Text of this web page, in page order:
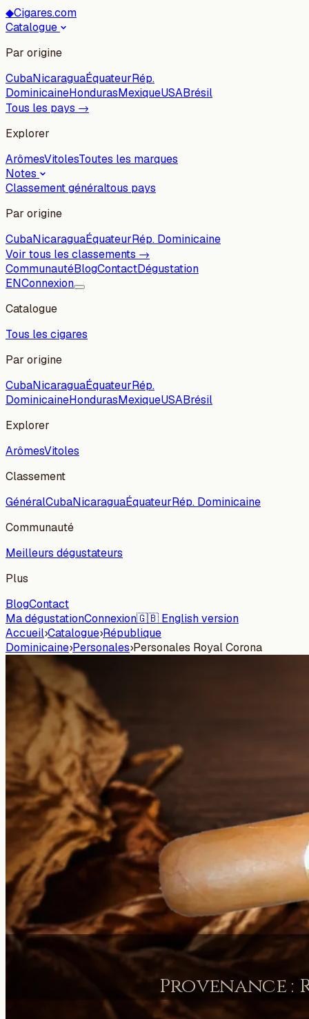
◆Cigares.com
Catalogue
Par origine
CubaNicaraguaÉquateurRép.
DominicaineHondurasMexiqueUSABrésil
Tous les pays →
Explorer
ArômesVitolesToutes les marques
Notes
Classement généraltous pays
Par origine
CubaNicaraguaÉquateurRép. Dominicaine
Voir tous les classements →
CommunautéBlogContactDégustation
ENConnexion
Catalogue
Tous les cigares
Par origine
CubaNicaraguaÉquateurRép.
DominicaineHondurasMexiqueUSABrésil
Explorer
ArômesVitoles
Classement
GénéralCubaNicaraguaÉquateurRép. Dominicaine
Communauté
Meilleurs dégustateurs
Plus
BlogContact
Ma dégustationConnexion🇬🇧 English version
Accueil›Catalogue›République
Dominicaine›Personales›Personales Royal Corona